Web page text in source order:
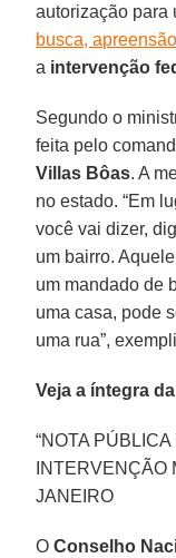
autorização para
busca,
a intervenção
Segundo o
feita pelo
Villas Bôas. A
no estado. “Em
você vai dizer,
um bairro.
um mandado de
uma casa, pode
uma rua”,
Veja a íntegra
“NOTA
INTERVENÇÃO
JANEIRO
OConselho